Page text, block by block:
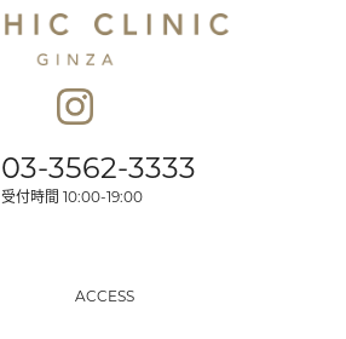
03-3562-3333
受付時間 10:00-19:00
ACCESS